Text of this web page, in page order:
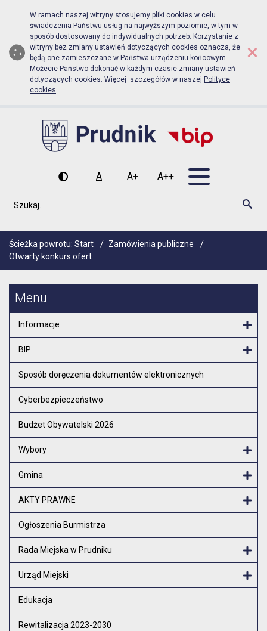
Biuletyn Informacji Publicznej
Przejdź do menu głównego
Przejdź do głównej zawartości
W ramach naszej witryny stosujemy pliki cookies w celu
świadczenia Państwu usług na najwyższym poziomie, w tym w
sposób dostosowany do indywidualnych potrzeb. Korzystanie z
witryny bez zmiany ustawień dotyczących cookies oznacza, że
będą one zamieszczane w Państwa urządzeniu końcowym.
Możecie Państwo dokonać w każdym czasie zmiany ustawień
dotyczących cookies. Więcej szczegółów w naszej Polityce
cookies.
×
Wysoki kontrast
A
Czcionka domyślna
A+
Czcionka średnia
A++
Czcionka duża
Szukaj
Ścieżka powrotu: Start / Zamówienia publiczne
/
Otwarty konkurs ofert
Menu
Informacje
BIP
Sposób doręczenia dokumentów elektronicznych
Cyberbezpieczeństwo
Budżet Obywatelski 2026
Wybory
Gmina
AKTY PRAWNE
Ogłoszenia Burmistrza
Rada Miejska w Prudniku
Urząd Miejski
Edukacja
Rewitalizacja 2023-2030